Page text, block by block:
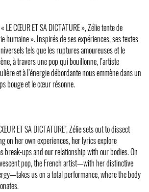
LE CŒUR ET SA DICTATURE », Zélie tente de
humaine ». Inspirés de ses expériences, ses textes
tels que les ruptures amoureuses et le
à travers une pop qui bouillonne, l’artiste
et à l’énergie débordante nous emmène dans un
bouge et le cœur résonne.
ET SA DICTATURE", Zélie sets out to dissect
on her own experiences, her lyrics explore
break-ups and our relationship with our bodies. On
pop, the French artist—with her distinctive
us on a total performance, where the body